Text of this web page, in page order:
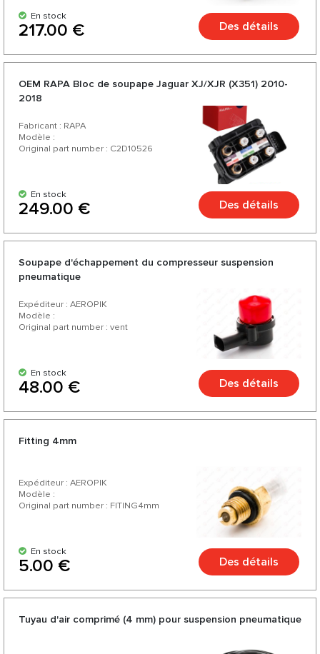
En stock
217.00 € Des détails
OEM RAPA Bloc de soupape Jaguar XJ/XJR (X351) 2010-
2018
Fabricant : RAPA
Modèle :
Original part number : C2D10526
En stock
249.00 € Des détails
Soupape d'échappement du compresseur suspension
pneumatique
Expéditeur : AEROPIK
Modèle :
Original part number : vent
En stock
48.00 € Des détails
Fitting 4mm
Expéditeur : AEROPIK
Modèle :
Original part number : FITING4mm
En stock
5.00 € Des détails
Tuyau d'air comprimé (4 mm) pour suspension pneumatique